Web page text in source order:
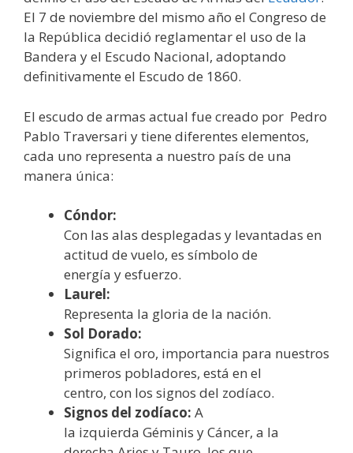
El 7 de noviembre del mismo año el Congreso de
la República decidió reglamentar el uso de la
Bandera y el Escudo Nacional, adoptando
definitivamente el Escudo de 1860.
El escudo de armas actual fue creado por Pedro
Pablo Traversari y tiene diferentes elementos,
cada uno representa a nuestro país de una
manera única:
Cóndor:
Con las alas desplegadas y levantadas en
actitud de vuelo, es símbolo de
energía y esfuerzo.
Laurel:
Representa la gloria de la nación.
Sol Dorado:
Significa el oro, importancia para nuestros
primeros pobladores, está en el
centro, con los signos del zodíaco.
Signos del zodíaco: A
la izquierda Géminis y Cáncer, a la